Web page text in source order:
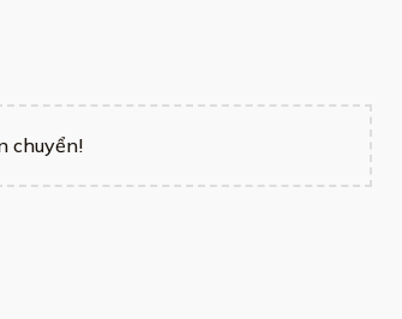
chuyển!